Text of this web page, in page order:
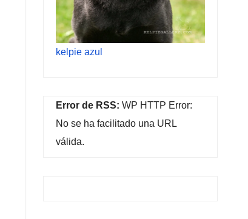
kelpie azul
Error de RSS: WP HTTP Error:
No se ha facilitado una URL
válida.